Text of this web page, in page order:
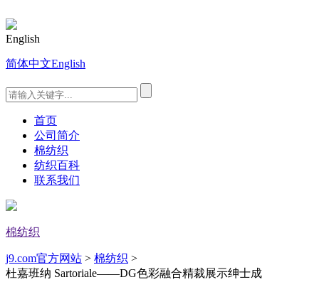
English
简体中文English
首页
公司简介
棉纺织
纺织百科
联系我们
棉纺织
j9.com官方网站 > 棉纺织 >
杜嘉班纳 Sartoriale——DG色彩融合精裁展示绅士成